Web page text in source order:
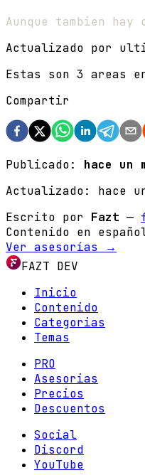
Aunque tambien
Actualizado por
Estas son 3 areas
Compartir
Publicado:
hace un
Actualizado: hace
Escrito por Fazt —
Contenido en
Ver asesorías →
FAZT DEV
Inicio
Contenido
Categorias
Temas
PRO
Asesorias
Precios
Descuentos
Social
Discord
YouTube